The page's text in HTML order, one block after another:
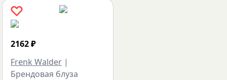
2162₽
Frenk Walder |
Брендовая блуза